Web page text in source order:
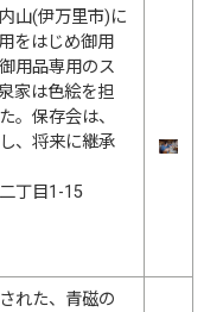
山(伊万里市)に
をはじめ御用
用品専用のス
家は色絵を担
。保存会は、
、将来に継承
丁目1-15
れた、青磁の